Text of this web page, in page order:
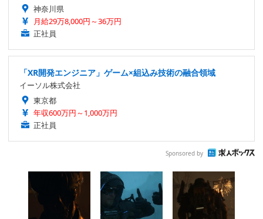
神奈川県
月給29万8,000円～36万円
正社員
「XR開発エンジニア」ゲーム×組込み技術の融合領域
イーソル株式会社
東京都
年収600万円～1,000万円
正社員
Sponsored by